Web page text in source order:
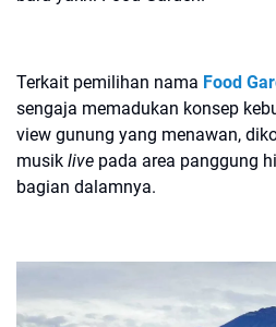
Terkait pemilihan nama Food
sengaja memadukan konsep
view gunung yang menawan,
musik live pada area panggung
bagian dalamnya.